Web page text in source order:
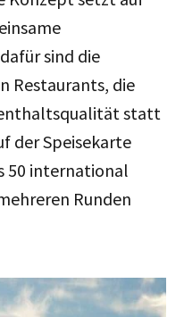
sind die
Restaurants, die
statt
der Speisekarte
50 international
Runden